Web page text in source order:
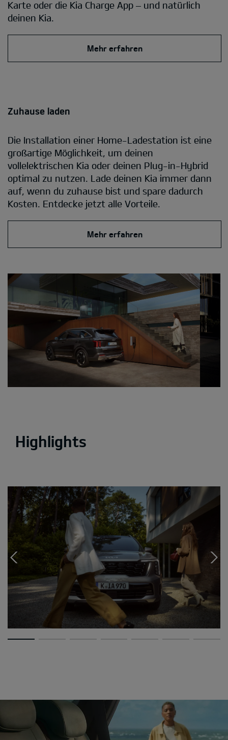
Karte oder die Kia Charge App – und natürlich
deinen Kia.
Mehr erfahren
Zuhause laden
Die Installation einer Home-Ladestation ist eine
großartige Möglichkeit, um deinen
vollelektrischen Kia oder deinen Plug-in-Hybrid
optimal zu nutzen. Lade deinen Kia immer dann
auf, wenn du zuhause bist und spare dadurch
Kosten. Entdecke jetzt alle Vorteile.
Mehr erfahren
Highlights